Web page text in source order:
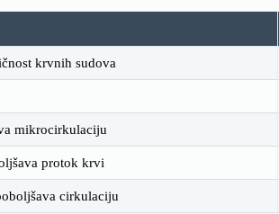
krvnih sudova
mikrocirkulaciju
protok krvi
cirkulaciju